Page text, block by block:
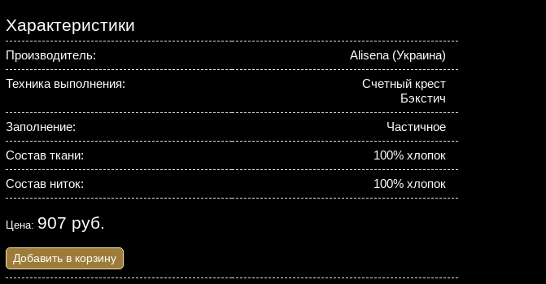
Характеристики
Производитель: Alisena (Украина)
Техника выполнения:
Счетный крест
Бэкстич
Заполнение: Частичное
Состав ткани: 100% хлопок
Состав ниток: 100% хлопок
Цена: 907 руб.
Добавить в корзину